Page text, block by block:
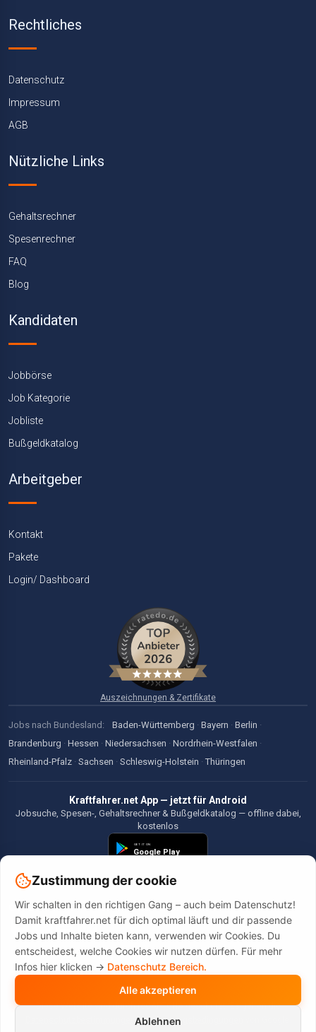
Rechtliches
Datenschutz
Impressum
AGB
Nützliche Links
Gehaltsrechner
Spesenrechner
FAQ
Blog
Kandidaten
Jobbörse
Job Kategorie
Jobliste
Bußgeldkatalog
Arbeitgeber
Kontakt
Pakete
Login/ Dashboard
Auszeichnungen & Zertifikate
Jobs nach Bundesland: Baden-Württemberg · Bayern · Berlin ·
Brandenburg · Hessen · Niedersachsen · Nordrhein-Westfalen ·
Rheinland-Pfalz · Sachsen · Schleswig-Holstein · Thüringen
Kraftfahrer.net App — jetzt für Android
Jobsuche, Spesen-, Gehaltsrechner & Bußgeldkatalog — offline dabei,
kostenlos
©2026 Kraftfahrer.net. Alle Rechte vorbehalten.
Diese Website wird durch reCAPTCHA geschützt. Es gelten die
undNutzungsbedingungen
Zustimmung der cookie
Wir schalten in den richtigen Gang – auch beim Datenschutz!
Damit kraftfahrer.net für dich optimal läuft und dir passende
Jobs und Inhalte bieten kann, verwenden wir Cookies. Du
entscheidest, welche Cookies wir nutzen dürfen. Für mehr
Infos hier klicken -> Datenschutz Bereich.
Alle akzeptieren
Ablehnen